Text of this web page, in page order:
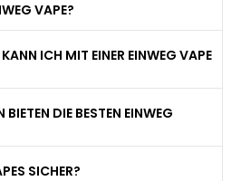
VAPE?
ICH MIT EINER EINWEG VAPE
BIETEN DIE BESTEN EINWEG
SICHER?